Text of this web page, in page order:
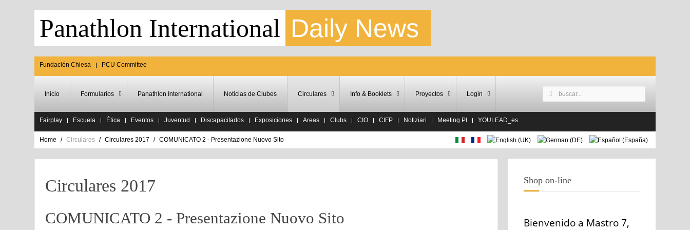
Panathlon International Daily News
Fundación Chiesa PCU Committee
Inicio Formularios Panathlon International Noticias de Clubes Circulares Info & Booklets Proyectos Login
Fairplay Escuela Ética Eventos Juventud Discapacitados Exposiciones Areas Clubs CIO CIFP Notiziari Meeting PI YOULEAD_es
Home Circulares Circulares 2017 COMUNICATO 2 - Presentazione Nuovo Sito
Circulares 2017
COMUNICATO 2 - Presentazione Nuovo Sito
Shop on-line
Bienvenido a Mastro 7,